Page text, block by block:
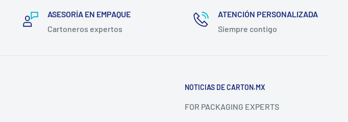
ASESORÍA EN EMPAQUE
Cartoneros expertos
ATENCIÓN PERSONALIZADA
Siempre contigo
NOTICIAS DE CARTON.MX
FOR PACKAGING EXPERTS